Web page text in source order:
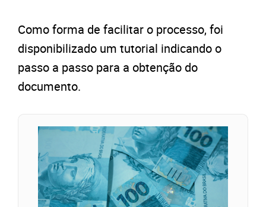
Como forma de facilitar o processo, foi
disponibilizado um tutorial indicando o
passo a passo para a obtenção do
documento.